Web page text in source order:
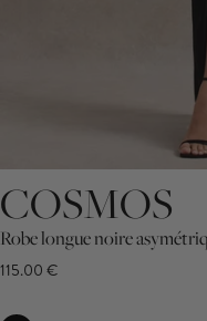
COSMOS
Robe longue noire
115.00 €